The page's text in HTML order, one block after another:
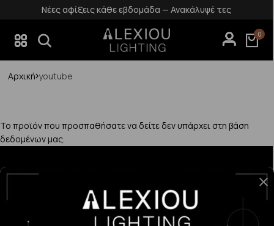
Νέες αφίξεις κάθε εβδομάδα — Ανακάλυψέ τες
0
Αρχική youtube
Το προϊόν που προσπαθήσατε να δείτε δεν υπάρχει στη βάση
δεδομένων μας.